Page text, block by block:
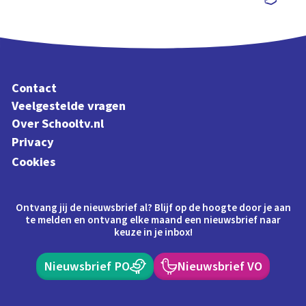
Contact
Veelgestelde vragen
Over Schooltv.nl
Privacy
Cookies
Ontvang jij de nieuwsbrief al? Blijf op de hoogte door je aan
te melden en ontvang elke maand een nieuwsbrief naar
keuze in je inbox!
Nieuwsbrief PO Nieuwsbrief VO